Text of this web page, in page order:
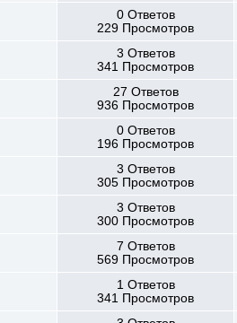
0 Ответов
229 Просмотров
3 Ответов
341 Просмотров
27 Ответов
936 Просмотров
0 Ответов
196 Просмотров
3 Ответов
305 Просмотров
3 Ответов
300 Просмотров
7 Ответов
569 Просмотров
1 Ответов
341 Просмотров